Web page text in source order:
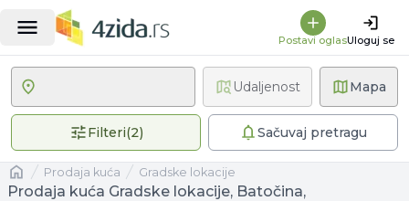
Postavi oglasUloguj se
Mapa
Filteri(2)2 primenjena filteraSačuvaj pretragu
Udaljenost
Naslovnaprodaja kuća Gradske lokacije
Prodaja kuća Gradske lokacije, Batočina,